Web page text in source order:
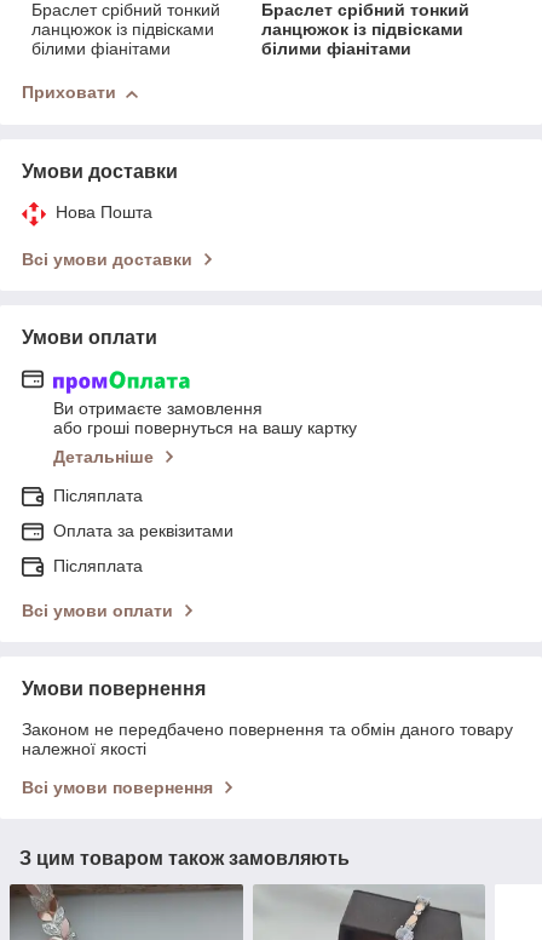
Браслет срібний тонкий
ланцюжок із підвісками
білими фіанітами
Браслет срібний тонкий
ланцюжок із підвісками
білими фіанітами
Приховати
Умови доставки
Нова Пошта
Всі умови доставки
Умови оплати
Ви отримаєте замовлення
або гроші повернуться на вашу картку
Детальніше
Післяплата
Оплата за реквізитами
Післяплата
Всі умови оплати
Умови повернення
Законом не передбачено повернення та обмін даного товару
належної якості
Всі умови повернення
З цим товаром також замовляють